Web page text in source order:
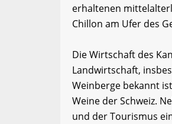
erhaltenen
Chillon am Ufer des
Die Wirtschaft des
Landwirtschaft,
Weinberge bekannt
Weine der Schweiz.
und der Tourismus